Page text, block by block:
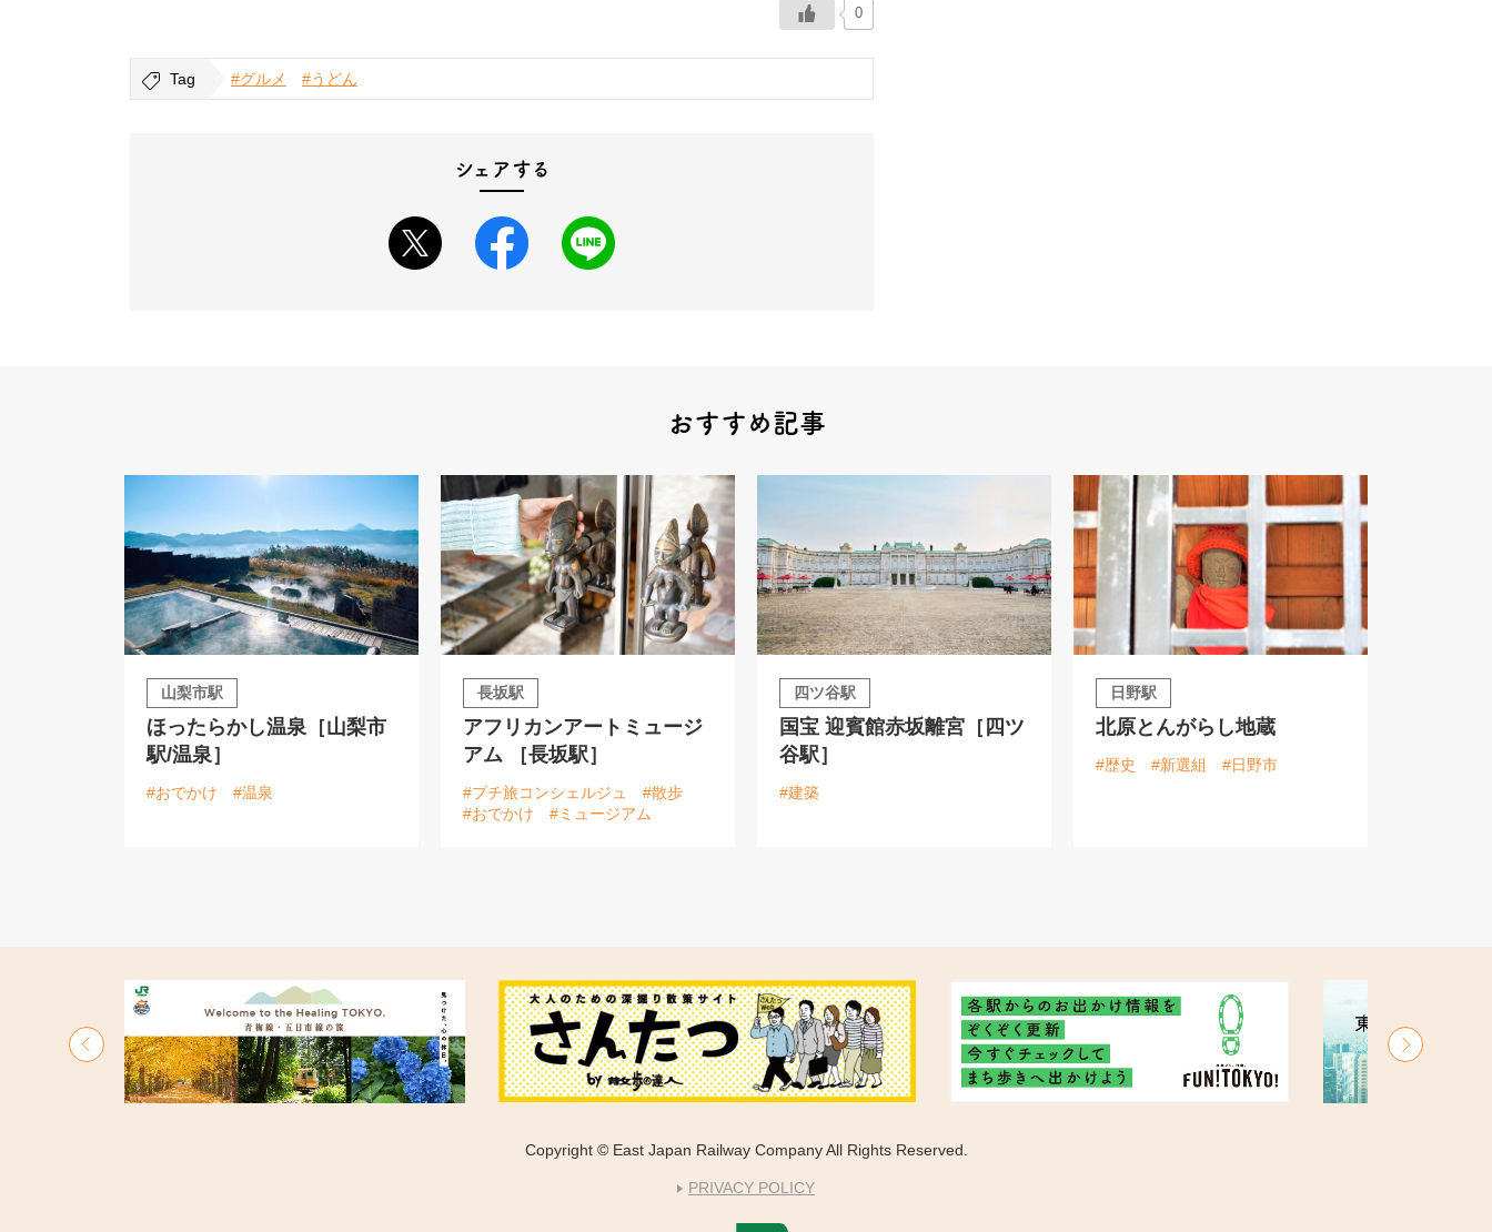
0
Tag #グルメ #うどん
シェアする
おすすめ記事
山梨市駅
ほったらかし温泉［山梨市
駅/温泉］
#おでかけ #温泉
長坂駅
アフリカンアートミュージ
アム ［長坂駅］
#プチ旅コンシェルジュ
#散歩
#おでかけ
#ミュージアム
四ツ谷駅
国宝 迎賓館赤坂離宮［四ツ
谷駅］
#建築
日野駅
北原とんがらし地蔵
#歴史 #新選組 #日野市
Copyright © East Japan Railway Company All Rights Reserved.
PRIVACY POLICY